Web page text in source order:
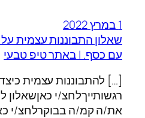
1 במרץ 2022
שאלון התבוננות עצמית
עם כסף. | באתר טיפ טבעי
[…] להתבוננות עצמית
רגשותייךלחצ/י כאןשאלון
את/ה קמ/ה בבוקרלחצ/י